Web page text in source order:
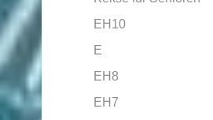
EH10
E
EH8
EH7